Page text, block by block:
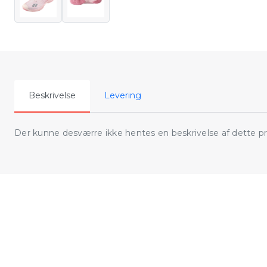
Beskrivelse Levering
Der kunne desværre ikke hentes en beskrivelse af dette